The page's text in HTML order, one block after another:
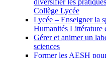
diversifier les
Collège Lycée
Lycée – Enseigner la
Humanités Littérature
Gérer et animer un
sciences
Former les AESH